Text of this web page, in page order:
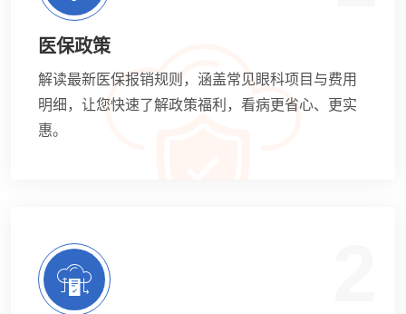
医保政策
解读最新医保报销规则，涵盖常见眼科项目与费用
明细，让您快速了解政策福利，看病更省心、更实
惠。